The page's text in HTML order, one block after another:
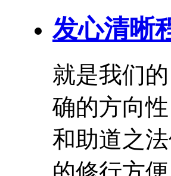
发心清晰
就是我们
确的方向
和助道之